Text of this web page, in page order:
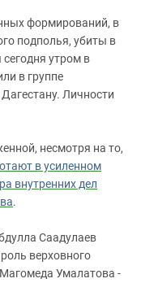
В ЧЕЧНЕ
АКТИВИСТОВ
И ПРОТЕСТЫ
формирований, в
подполья, убиты в
утром в
в группе
Личности
несмотря на то,
в усиленном
внутренних дел
.
Саадулаев
верховного
Умалатова -